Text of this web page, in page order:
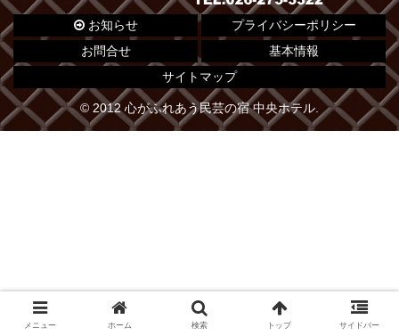
お知らせ
プライバシーポリシー
お問合せ
基本情報
サイトマップ
© 2012 心がふれあう民芸の宿 中央ホテル.
メニュー ホーム 検索 トップ サイドバー